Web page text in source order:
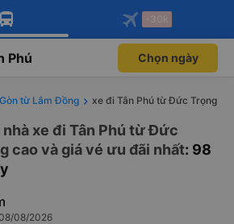
app Vexere ngay!
ưu đãi thành viên độc
Mở app
app Vexere
ghế khi đặt vé máy bay qua
Mở app
-30k
Phú Chọn ngày
từ Lâm Đồng xe đi Tân Phú từ Đức Trọng
xe đi Tân Phú từ Đức
cao và giá vé ưu đãi nhất: 98
08/2026